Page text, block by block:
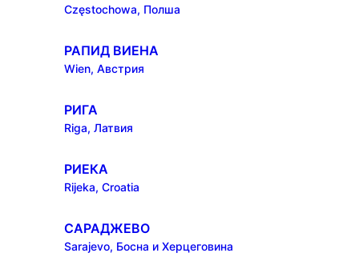
Częstochowa, Полша
РАПИД ВИЕНА
Wien, Австрия
РИГА
Riga, Латвия
РИЕКА
Rijeka, Croatia
САРАДЖЕВО
Sarajevo, Босна и Херцеговина